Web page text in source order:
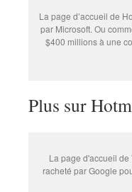
La page d’accueil de
par Microsoft. Ou
$400 millions à une
Plus sur
La page d'accueil
racheté par Google